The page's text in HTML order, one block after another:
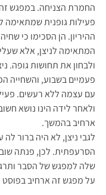
החמרת הצניחה. במפגש זה
פעילות גופנית
ההיריון. הן הסכימו כי
המתאימה לניצן, אלא
ולבחון את תחושות גופה.
פעמיים בשבוע, והשחייה
עם עצמה ללא רעשים.
ולאחר לידה הינו נושא
ארחיב בהמשך.
לגבי ניצן, לא היה ברור לה
הסרעפתית. לכן, פנתה שוב
שלה למפגש של הסבר
על מפגש זה ארחיב